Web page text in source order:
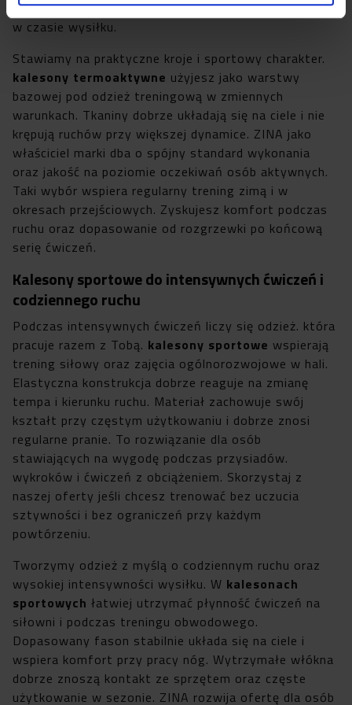
Wybierz model, który wspiera koncentrację i wygodę
w czasie wysiłku.
Stawiamy na praktyczne kroje i sportowy charakter.
kalesony termoaktywne użyjesz jako warstwy
bazowej pod odzież treningową w zmiennych
warunkach. Tkaniny dobrze układają się na ciele i nie
krępują ruchów przy większej dynamice. ZINA jako
właściciel marki dba o spójny standard wykonania
oraz jakość na poziomie oczekiwań osób aktywnych.
Taki wybór wspiera regularny trening zimą i w
okresach przejściowych. Zyskujesz komfort podczas
ruchu oraz dopasowanie od rozgrzewki po końcową
serię ćwiczeń.
Kalesony sportowe do intensywnych ćwiczeń i
codziennego ruchu
Podczas intensywnych ćwiczeń liczy się odzież. która
pracuje razem z Tobą. kalesony sportowe wspierają
trening siłowy oraz zajęcia ogólnorozwojowe w hali.
Elastyczna konstrukcja dobrze reaguje na zmianę
tempa i kierunku ruchu. Materiał zachowuje swój
kształt przy częstym użytkowaniu i dobrze znosi
regularne pranie. To rozwiązanie dla osób
stawiających na wygodę podczas przysiadów.
wykroków i ćwiczeń z obciążeniem. Skorzystaj z
naszej oferty jeśli chcesz trenować bez uczucia
sztywności i bez ograniczeń przy każdym
powtórzeniu.
Tworzymy odzież z myślą o codziennym ruchu oraz
wysokiej intensywności wysiłku. W kalesonach
sportowych łatwiej utrzymać płynność ćwiczeń na
siłowni i podczas treningu obwodowego.
Dopasowany fason stabilnie układa się na ciele i
wspiera komfort przy pracy nóg. Wytrzymałe włókna
dobrze znoszą kontakt ze sprzętem oraz częste
użytkowanie w sezonie. ZINA rozwija ofertę dla osób